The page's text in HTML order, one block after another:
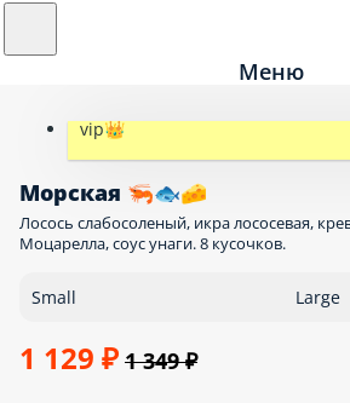
Меню
vip👑
Морская 🦐🐟🧀
Лосось слабосоленый, икра лососевая,
Моцарелла, соус унаги. 8 кусочков.
Small Large
1 129 ₽ 1 349 ₽